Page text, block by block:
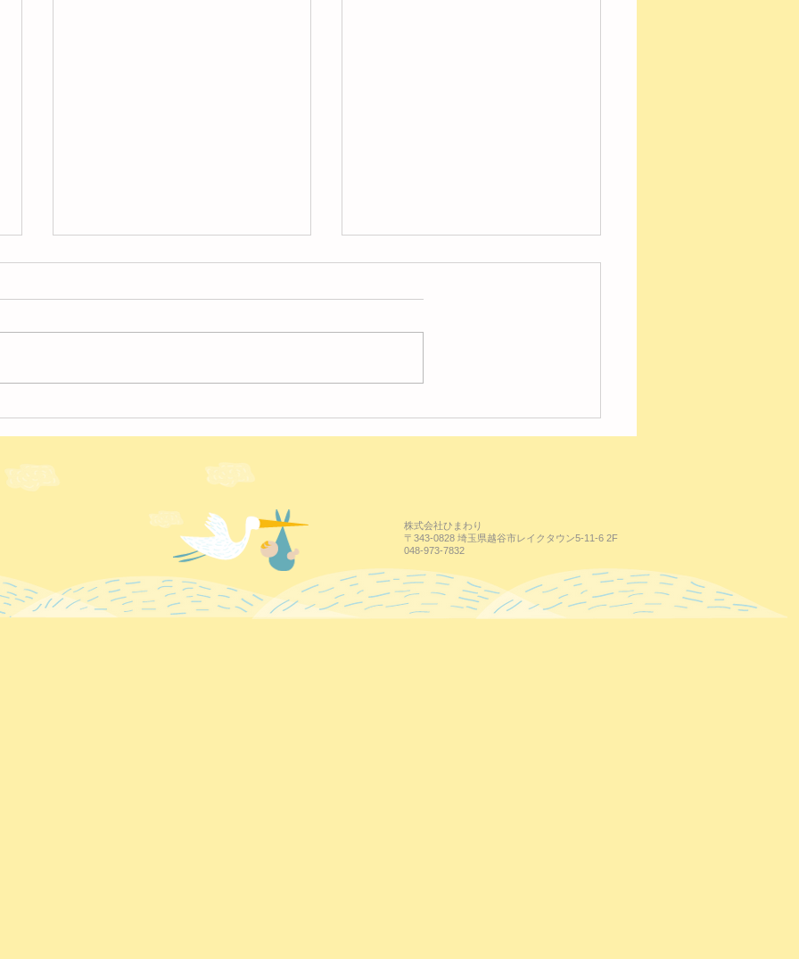
４月の様子【北越谷】
株式会社ひまわり
〒343-0828 埼玉県越谷市レイクタウン5-11-6 2F
048-973-7832